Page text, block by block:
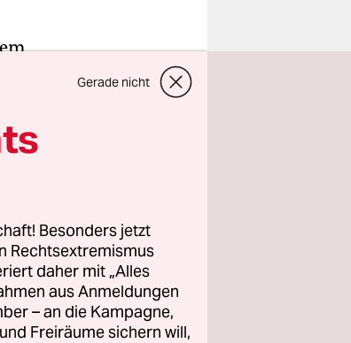
Gerade nicht
Besonders jetzt
Rechtsextremismus
daher mit „Alles
aus Anmeldungen
– an die Kampagne,
Freiräume sichern will,